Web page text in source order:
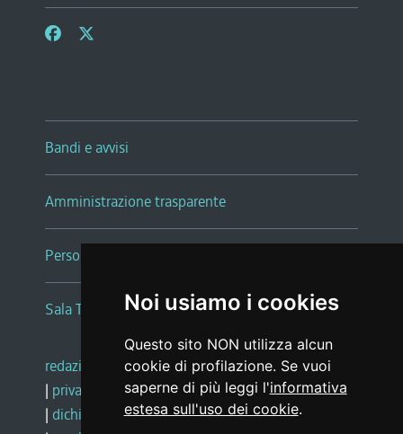
Noi usiamo i cookies
Questo sito NON utilizza alcun
cookie di profilazione. Se vuoi
saperne di più leggi l'informativa
estesa sull'uso dei cookie.
Bandi e avvisi
Amministrazione trasparente
Persone e Uffici
Sala Tiziano Tessitori
redazione web |note legali |glossario
| privacy
social media policy
| dichiarazione di accessibilità |feedback